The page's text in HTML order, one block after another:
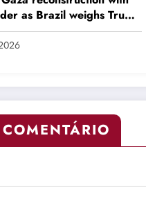
as Brazil weighs Trump